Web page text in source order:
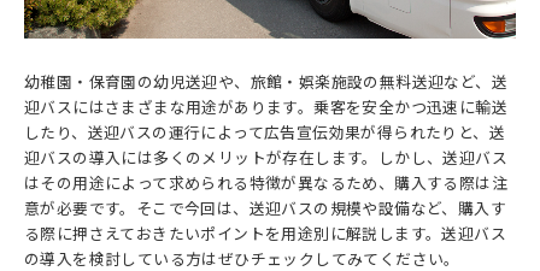
幼稚園・保育園の幼児送迎や、旅館・娯楽施設の無料送迎など、送
迎バスにはさまざまな用途があります。乗客を安全かつ迅速に輸送
したり、送迎バスの運行によって広告宣伝効果が得られたりと、送
迎バスの導入には多くのメリットが存在します。しかし、送迎バス
はその用途によって求められる特徴が異なるため、購入する際は注
意が必要です。そこで今回は、送迎バスの規模や設備など、購入す
る際に押さえておきたいポイントを用途別に解説します。送迎バス
の導入を検討している方はぜひチェックしてみてください。